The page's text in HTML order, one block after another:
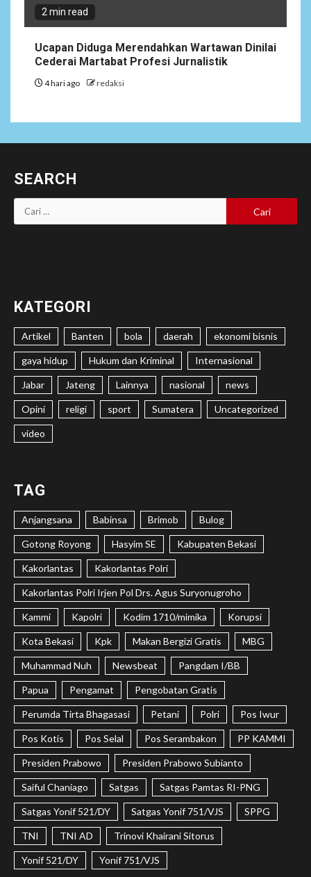
2 min read
Ucapan Diduga Merendahkan Wartawan Dinilai
Cederai Martabat Profesi Jurnalistik
4 hari ago redaksi
SEARCH
Cari
untuk:
KATEGORI
Artikel Banten bola daerah ekonomi bisnis
gaya hidup Hukum dan Kriminal Internasional
Jabar Jateng Lainnya nasional news
Opini religi sport Sumatera Uncategorized
video
TAG
Anjangsana Babinsa Brimob Bulog
Gotong Royong Hasyim SE Kabupaten Bekasi
Kakorlantas Kakorlantas Polri
Kakorlantas Polri Irjen Pol Drs. Agus Suryonugroho
Kammi Kapolri Kodim 1710/mimika Korupsi
Kota Bekasi Kpk Makan Bergizi Gratis MBG
Muhammad Nuh Newsbeat Pangdam I/BB
Papua Pengamat Pengobatan Gratis
Perumda Tirta Bhagasasi Petani Polri Pos Iwur
Pos Kotis Pos Selal Pos Serambakon PP KAMMI
Presiden Prabowo Presiden Prabowo Subianto
Saiful Chaniago Satgas Satgas Pamtas RI-PNG
Satgas Yonif 521/DY Satgas Yonif 751/VJS SPPG
TNI TNI AD Trinovi Khairani Sitorus
Yonif 521/DY Yonif 751/VJS